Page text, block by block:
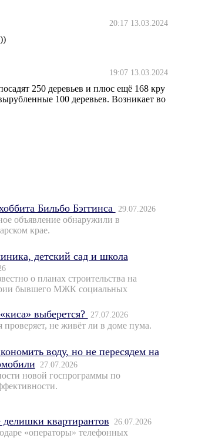
20:17 13.03.2024
19:07 13.03.2024
250 деревьев и плюс ещё 168 кру
100 деревьев. Возникает во
Бильбо Бэггинса 29.07.2026
объявление обнаружили в
крае.
детский сад и школа
о планах строительства на
бывшего МЖК социальных
выберется? 27.07.2026
не живёт ли в доме пума.
воду, но не пересядем на
27.07.2026
новой госпрограммы по
квартирантов 26.07.2026
«операторы» телефонных